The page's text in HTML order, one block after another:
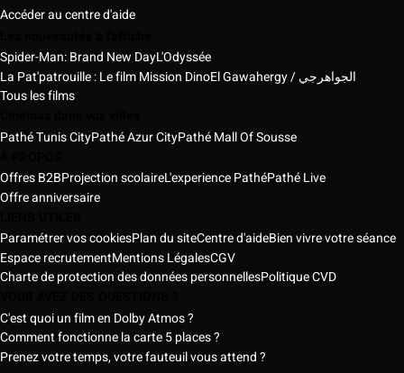
Accéder au centre d'aide
Spider-Man: Brand New DayL'Odyssée
La Pat'patrouille : Le film Mission Dino
El Gawahergy / الجواهرجي
Tous les films
Pathé Tunis CityPathé Azur CityPathé Mall Of Sousse
Offres B2BProjection scolaireL'experience PathéPathé Live
Offre anniversaire
Paramétrer vos cookiesPlan du siteCentre d'aideBien vivre votre séance
Espace recrutementMentions LégalesCGV
Charte de protection des données personnellesPolitique CVD
C'est quoi un film en Dolby Atmos ?
Comment fonctionne la carte 5 places ?
Prenez votre temps, votre fauteuil vous attend ?